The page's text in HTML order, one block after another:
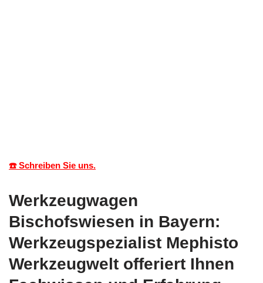
☎️ Schreiben Sie uns.
Werkzeugwagen
Bischofswiesen in Bayern:
Werkzeugspezialist Mephisto
Werkzeugwelt offeriert Ihnen